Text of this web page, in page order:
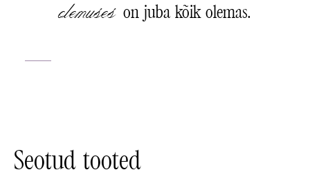
olemuses on juba kõik olemas.
Seotud tooted